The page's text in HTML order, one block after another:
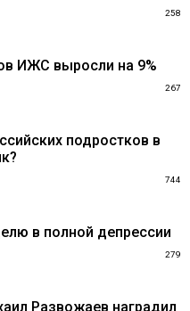
258
ИЖС выросли на 9%
267
подростков в
744
в полной депрессии
279
Развожаев наградил